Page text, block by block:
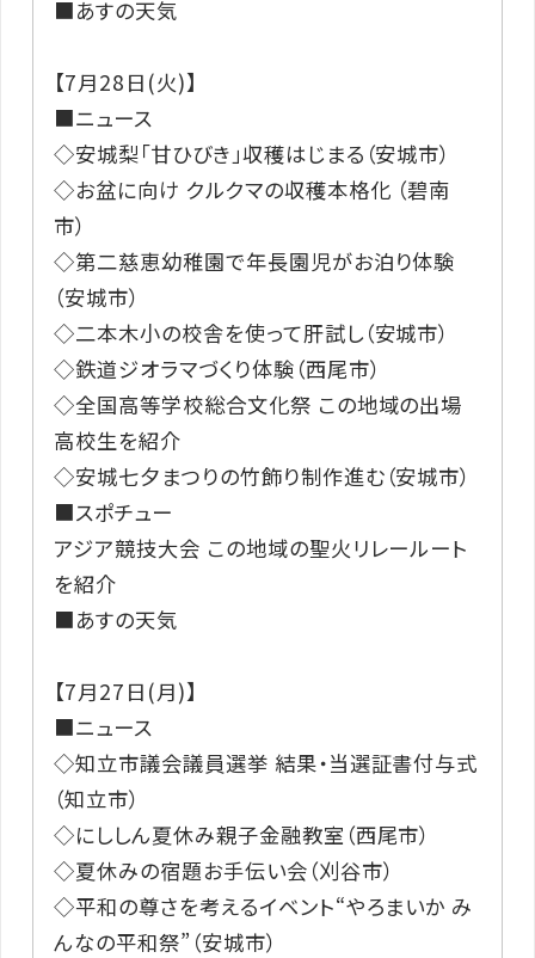
■あすの天気
【7月28日(火)】
■ニュース
◇安城梨「甘ひびき」収穫はじまる（安城市）
◇お盆に向け クルクマの収穫本格化 （碧南
市）
◇第二慈恵幼稚園で年長園児がお泊り体験
（安城市）
◇二本木小の校舎を使って肝試し（安城市）
◇鉄道ジオラマづくり体験（西尾市）
◇全国高等学校総合文化祭 この地域の出場
高校生を紹介
◇安城七夕まつりの竹飾り制作進む（安城市）
■スポチュー
アジア競技大会 この地域の聖火リレールート
を紹介
■あすの天気
【7月27日(月)】
■ニュース
◇知立市議会議員選挙 結果・当選証書付与式
（知立市）
◇にししん夏休み親子金融教室（西尾市）
◇夏休みの宿題お手伝い会（刈谷市）
◇平和の尊さを考えるイベント“やろまいか み
んなの平和祭”（安城市）